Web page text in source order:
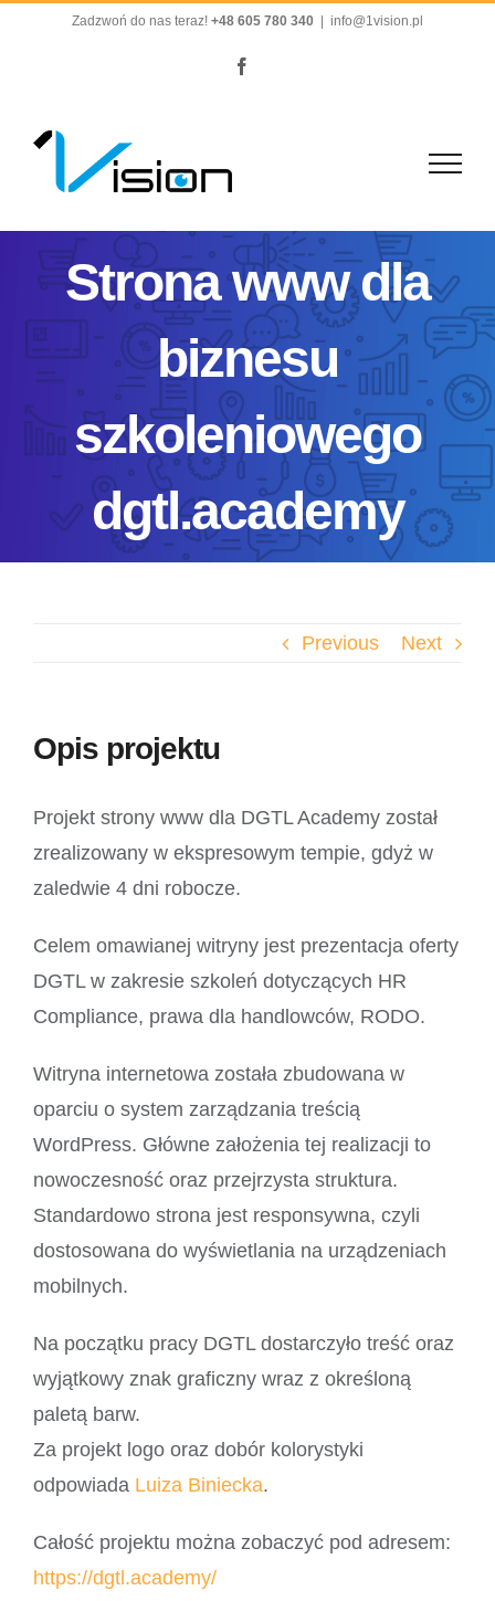
Zadzwoń do nas teraz! +48 605 780 340 info@1vision.pl
Strona www dla
biznesu
szkoleniowego
dgtl.academy
Previous Next
Opis projektu
Projekt strony www dla DGTL Academy został
zrealizowany w ekspresowym tempie, gdyż w
zaledwie 4 dni robocze.
Celem omawianej witryny jest prezentacja oferty
DGTL w zakresie szkoleń dotyczących HR
Compliance, prawa dla handlowców, RODO.
Witryna internetowa została zbudowana w
oparciu o system zarządzania treścią
WordPress. Główne założenia tej realizacji to
nowoczesność oraz przejrzysta struktura.
Standardowo strona jest responsywna, czyli
dostosowana do wyświetlania na urządzeniach
mobilnych.
Na początku pracy DGTL dostarczyło treść oraz
wyjątkowy znak graficzny wraz z określoną
paletą barw.
Za projekt logo oraz dobór kolorystyki
odpowiada Luiza Biniecka.
Całość projektu można zobaczyć pod adresem:
https://dgtl.academy/